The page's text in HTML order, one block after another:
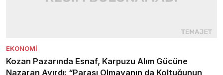
EKONOMI
Kozan Pazarında Esnaf, Karpuzu Alım Gücüne
Nazaran Ayırdı: “Parası Olmayanın da Koltuğunun